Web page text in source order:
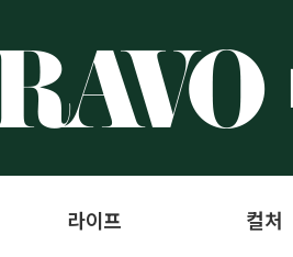
라이프 컬처